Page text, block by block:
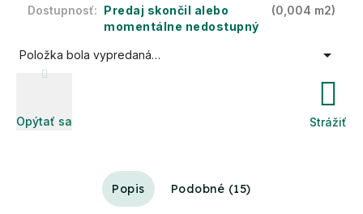
Predaj skončil alebo
momentálne nedostupný
(0,004 m2)
Položka bola vypredaná…
Opýtať sa Strážiť
Popis Podobné (15)